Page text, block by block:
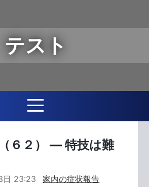
テスト
６２） ― 特技は難
日 23:23 家内の症状報告